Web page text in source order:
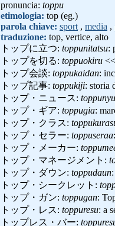
pronuncia: toppu
etimologia: top (eg.)
parola chiave: sport , media ,
traduzione: top, vertice, alto
トップに立つ: toppunitatsu:
トップを切る: toppuokiru
トップ会談: toppukaidan:
トップ記事: toppukiji: storia
トップ・ニュース:
トップ・ギア: toppugia:
トップ・クラス:
トップ・セラー: toppuseraa
トップ・メーカー:
トップ・マネージメント:
トップ・ダウン: toppudaun
トップ・シークレット:
トップ・ガン: toppugan:
トップ・レス: toppuresu: a
トップレス・バー: